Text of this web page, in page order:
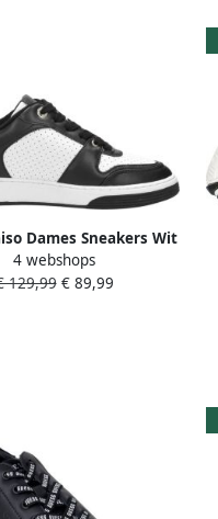
Dames Sneakers Wit
Zwart
4 webshops
129,99€ 89,99